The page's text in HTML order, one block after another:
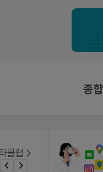
종합
클럽
약국 첫 채용공고 0원+'한번 더' 무료 연장